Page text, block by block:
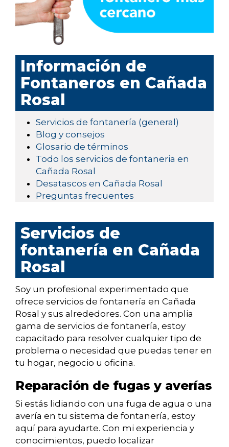
Información de
Fontaneros en Cañada
Rosal
Servicios de fontanería (general)
Blog y consejos
Glosario de términos
Todo los servicios de fontaneria en
Cañada Rosal
Desatascos en Cañada Rosal
Preguntas frecuentes
Servicios de
fontanería en Cañada
Rosal
Soy un profesional experimentado que
ofrece servicios de fontanería en Cañada
Rosal y sus alrededores. Con una amplia
gama de servicios de fontanería, estoy
capacitado para resolver cualquier tipo de
problema o necesidad que puedas tener en
tu hogar, negocio u oficina.
Reparación de fugas y averías
Si estás lidiando con una fuga de agua o una
avería en tu sistema de fontanería, estoy
aquí para ayudarte. Con mi experiencia y
conocimientos, puedo localizar